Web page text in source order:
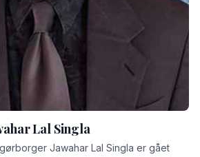
Lal Singla
Jawahar Lal Singla er gået